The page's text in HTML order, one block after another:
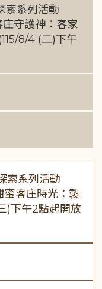
索系列活動
庄守護神：客家
8/4 (二)下午
索系列活動
蜜客庄時光：製
)下午2點起開放